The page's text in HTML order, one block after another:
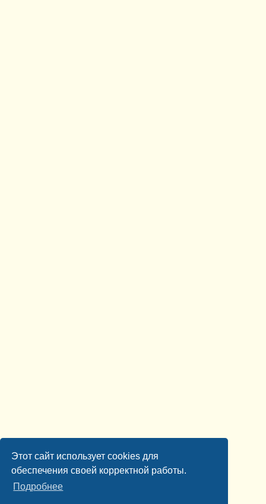
Этот сайт использует cookies для
обеспечения своей корректной работы.
Подробнее